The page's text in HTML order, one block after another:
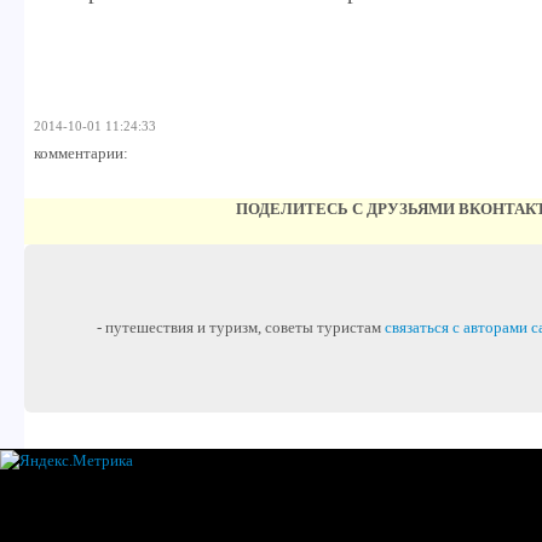
2014-10-01 11:24:33
комментарии:
ПОДЕЛИТЕСЬ С ДРУЗЬЯМИ
- путешествия и туризм, советы туристам связаться с авторами